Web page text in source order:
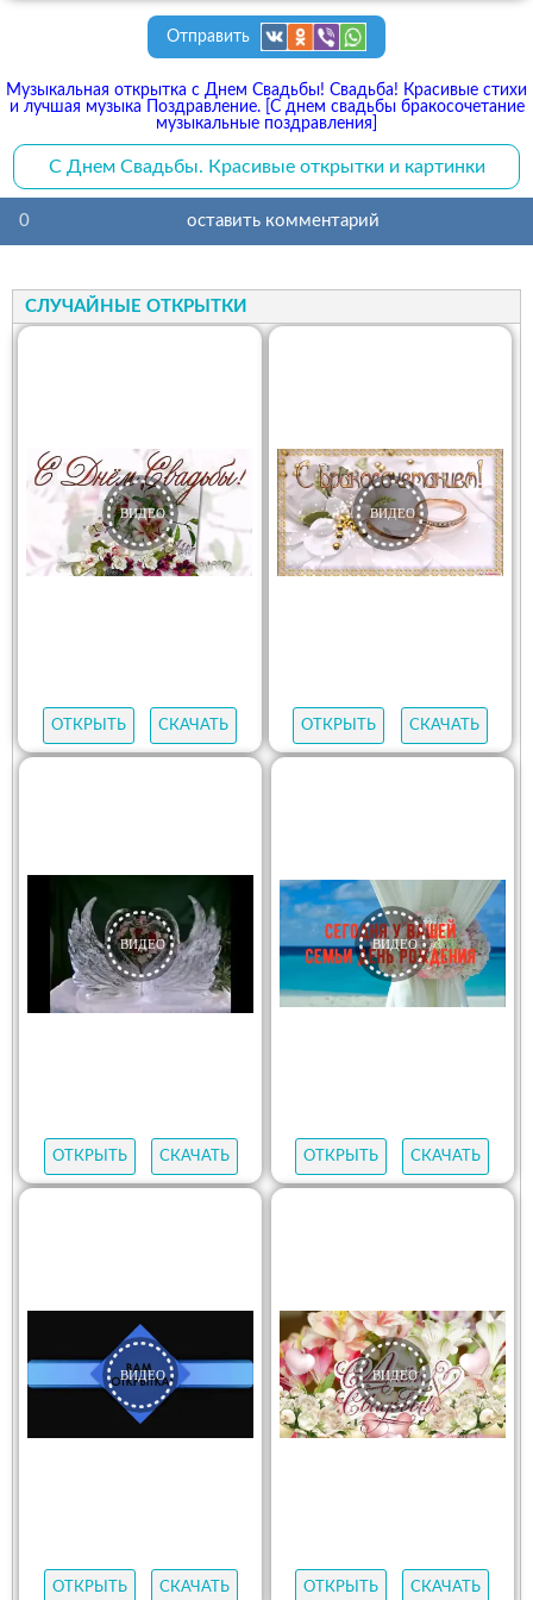
Отправить
Музыкальная открытка с Днем Свадьбы! Свадьба! Красивые стихи
и лучшая музыка Поздравление. [С днем свадьбы бракосочетание
музыкальные поздравления]
С Днем Свадьбы. Красивые открытки и картинки
0 оставить комментарий
СЛУЧАЙНЫЕ ОТКРЫТКИ
ОТКРЫТЬ СКАЧАТЬ ОТКРЫТЬ СКАЧАТЬ
ОТКРЫТЬ СКАЧАТЬ ОТКРЫТЬ СКАЧАТЬ
ОТКРЫТЬ СКАЧАТЬ ОТКРЫТЬ СКАЧАТЬ